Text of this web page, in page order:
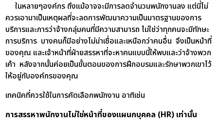
ในหลายๆองค์กร ถึงแม้อาจจะมีการลดจำนวนพนักงานลง แต่นี่ไม่
ควรเอามาเป็นเหตุผลที่จะลดการพัฒนาความเป็นมาตรฐานของการ
บริการและการว่าจ้างกลุ่มคนที่มีความสามารถ ไม่ใช่ว่าทุกคนจะมีทักษะ
การบริการ บางคนก็มีอย่างไม่น่าเชื่อและเหนือกว่าคนอื่น จึงเป็นหน้าที่
ของคุณ และเจ้าหน้าที่ฝ่ายสรรหาที่จะหาคนแบบนี้ให้พบและว่าจ้างพวก
เค้า หลังจากนั้นค่อยเป็นขั้นตอนของการฝึกอบรมและรักษาพวกเขาไว้
ให้อยู่กับองค์กรของคุณ
เทคนิคที่ควรใช้ในการคัดเลือกพนักงาน อาทิเช่น
การสรรหาพนักงานไม่ใช่หน้าที่ของแผนกบุคคล (HR) เท่านั้น